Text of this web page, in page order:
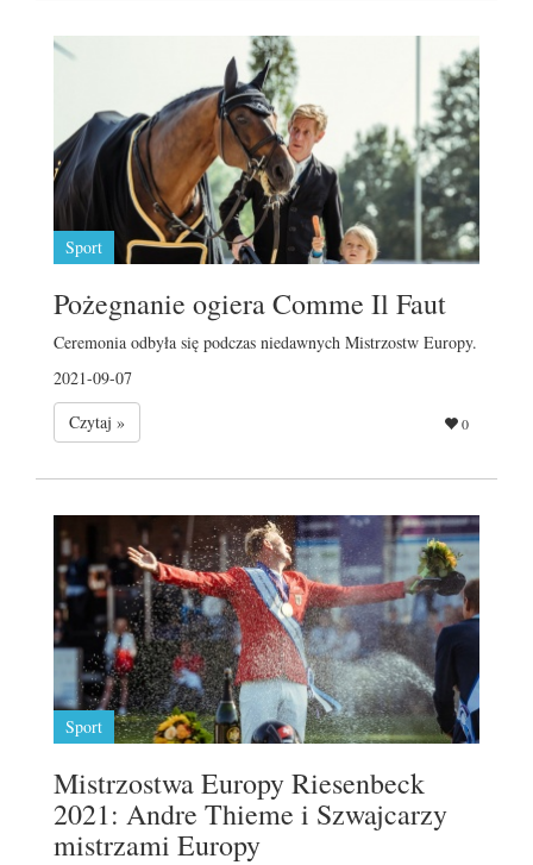
Sport
Pożegnanie ogiera Comme Il Faut
Ceremonia odbyła się podczas niedawnych Mistrzostw Europy.
2021-09-07
Czytaj »
0
Sport
Mistrzostwa Europy Riesenbeck
2021: Andre Thieme i Szwajcarzy
mistrzami Europy